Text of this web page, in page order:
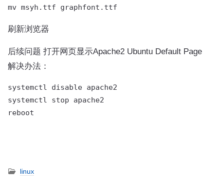
刷新浏览器
后续问题 打开网页显示Apache2 Ubuntu Default Page
解决办法：
systemctl disable apache2
systemctl stop apache2
linux